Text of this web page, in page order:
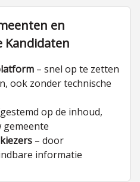
en
Kandidaten
– snel op te zetten
ook zonder technische
op de inhoud,
gemeente
– door
informatie